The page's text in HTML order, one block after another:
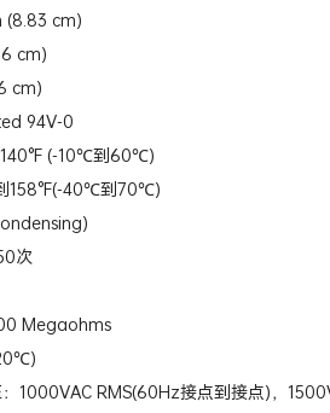
cm)
cm)
cm)
94V-0
(-10℃到60℃)
158°F(-40℃到70℃)
次
Megaohms
1000VAC RMS(60Hz接点到接点)，